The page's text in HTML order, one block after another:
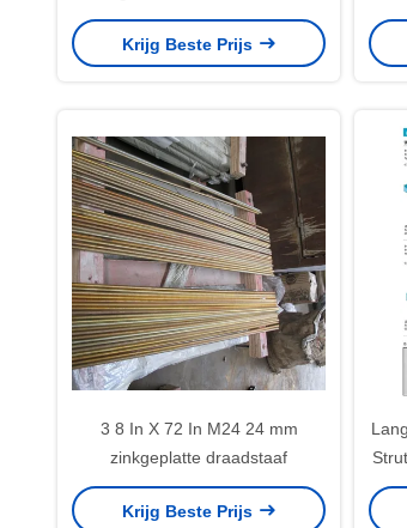
Krijg Beste Prijs
3 8 In X 72 In M24 24 mm
zinkgeplatte draadstaaf
Krijg Beste Prijs